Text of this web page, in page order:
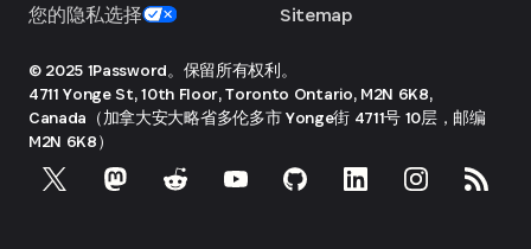
您的隐私选择
Sitemap
© 2025 1Password。保留所有权利。
4711 Yonge St, 10th Floor, Toronto Ontario, M2N 6K8,
Canada（加拿大安大略省多伦多市 Yonge街 4711号 10层，邮编
M2N 6K8）